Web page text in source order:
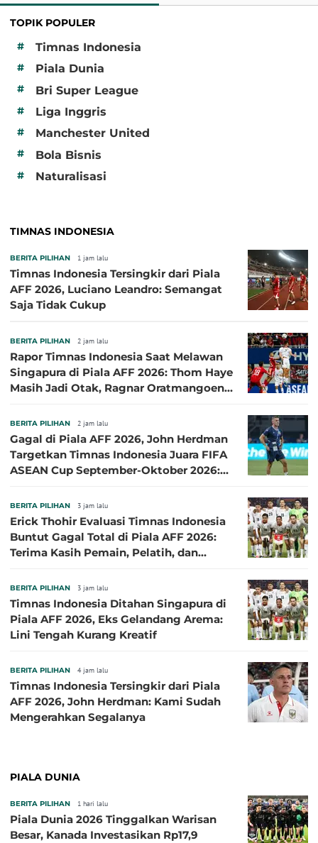
TOPIK POPULER
#
Timnas Indonesia
# Piala Dunia
# Bri Super League
# Liga Inggris
# Manchester United
# Bola Bisnis
# Naturalisasi
TIMNAS INDONESIA
BERITA PILIHAN 1 jam lalu
Timnas Indonesia Tersingkir dari Piala
AFF 2026, Luciano Leandro: Semangat
Saja Tidak Cukup
BERITA PILIHAN 2 jam lalu
Rapor Timnas Indonesia Saat Melawan
Singapura di Piala AFF 2026: Thom Haye
Masih Jadi Otak, Ragnar Oratmangoen
BERITA PILIHAN 2 jam lalu
Gagal di Piala AFF 2026, John Herdman
Targetkan Timnas Indonesia Juara FIFA
ASEAN Cup September-Oktober 2026:
BERITA PILIHAN 3 jam lalu
Erick Thohir Evaluasi Timnas Indonesia
Buntut Gagal Total di Piala AFF 2026:
Terima Kasih Pemain, Pelatih, dan
BERITA PILIHAN 3 jam lalu
Timnas Indonesia Ditahan Singapura di
Piala AFF 2026, Eks Gelandang Arema:
Lini Tengah Kurang Kreatif
BERITA PILIHAN 4 jam lalu
Timnas Indonesia Tersingkir dari Piala
AFF 2026, John Herdman: Kami Sudah
Mengerahkan Segalanya
PIALA DUNIA
BERITA PILIHAN 1 hari lalu
Piala Dunia 2026 Tinggalkan Warisan
Besar, Kanada Investasikan Rp17,9